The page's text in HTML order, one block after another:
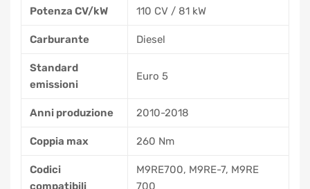
Potenza CV/kW 110 CV / 81 kW
Carburante Diesel
Standard
emissioni
Euro 5
Anni produzione 2010-2018
Coppia max 260 Nm
Codici
compatibili
M9RE700, M9RE-7, M9RE
700